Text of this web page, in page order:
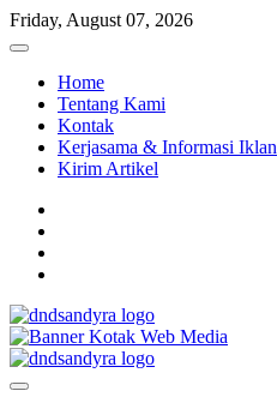
Skip
to
Friday, August 07, 2026
Home
Tentang Kami
Kontak
Kerjasama & Informasi Iklan
Kirim Artikel
DnD Sandy Ra
Dari Kami Untuk Negeri